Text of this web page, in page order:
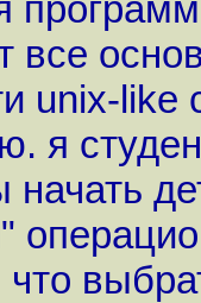
все
unix-like
я
начать